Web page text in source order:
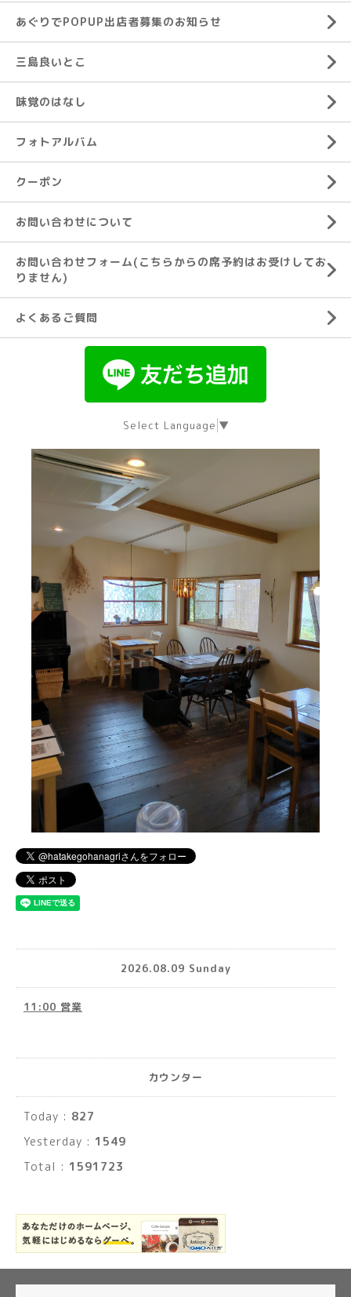
あぐりでPOPUP出店者募集のお知らせ
三島良いとこ
味覚のはなし
フォトアルバム
クーポン
お問い合わせについて
お問い合わせフォーム(こちらからの席予約はお受けしてお
りません)
よくあるご質問
Select Language ▼
2026.08.09 Sunday
11:00 営業
カウンター
Today : 827
Yesterday : 1549
Total : 1591723